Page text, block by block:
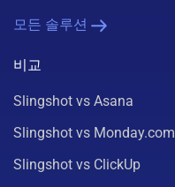
모든 솔루션
비교
Slingshot vs Asana
Slingshot vs Monday.com
Slingshot vs ClickUp